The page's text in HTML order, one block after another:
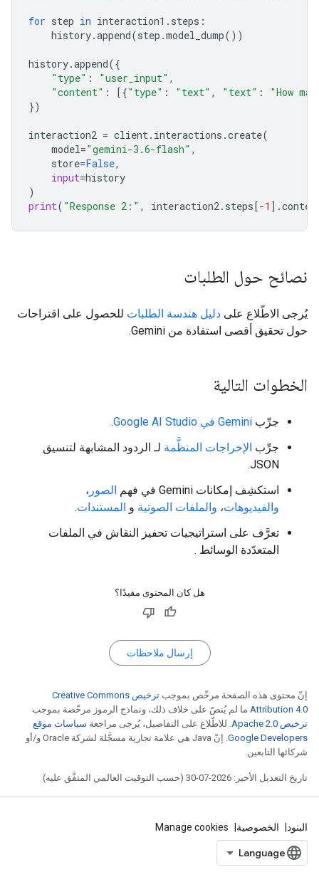
for step in interaction1 . steps :
history.append(step .model_dump())
history.append({
"type" : "user_input" ,
"content" : [{"type" : "text" , "text" :
"How
})
interaction2 = client. interactions .create(
model="gemini-3.6-flash" ,
store=False,
input=history
)
print( "Response 2:" , interaction2. steps[-1 ] .
نصائح حول الطلبات
يُرجى الاطّلاع على دليل هندسة الطلبات للحصول على اقتراحات
حول تحقيق أقصى استفادة من Gemini.
الخطوات التالية
جرِّب Gemini في Google AI Studio
.
جرِّب الإخراجات المنظَّمة لـ الردود المشابهة لتنسيق
JSON.
استكشِف إمكانات Gemini في فهم
الصور ،
والفيديوهات، والملفات الصوتية و المستندات.
تعرَّف على استراتيجيات تحفيز النقاش في الملفات
المتعدّدة الوسائط .
هل كان المحتوى مفيدًا؟
إرسال ملاحظات
إنّ محتوى هذه الصفحة مرخّص بموجب
ترخيص Creative Commons
Attribution 4.0‏ ما لم يُنصّ على خلاف ذلك، ونماذج الرموز مرخّصة بموجب
ترخيص Apache 2.0‏
. للاطّلاع على التفاصيل، يُرجى مراجعة سياسات موقع
Google Developers‏
. إنّ Java هي علامة تجارية مسجَّلة لشركة Oracle و/أو
شركائها التابعين.
تاريخ التعديل الأخير: 2026-07-30 (حسب التوقيت العالمي المتفَّق عليه)
البنود الخصوصية Manage cookies